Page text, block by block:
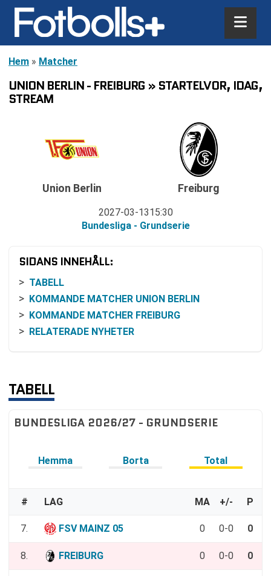
Hem » Matcher
UNION BERLIN - FREIBURG » STARTELVOR, IDAG,
STREAM
Union Berlin
2027-03-1315:30
Bundesliga - Grundserie
Freiburg
SIDANS INNEHÅLL:
TABELL
KOMMANDE MATCHER UNION BERLIN
KOMMANDE MATCHER FREIBURG
RELATERADE NYHETER
TABELL
BUNDESLIGA 2026/27 - GRUNDSERIE
Hemma Borta Total
# LAG MA +/- P
7. FSV MAINZ 05 0 0-0 0
8. FREIBURG 0 0-0 0